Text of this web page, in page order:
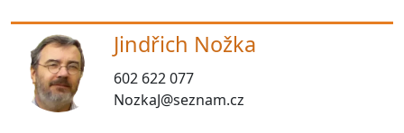
Jindřich Nožka
602 622 077
NozkaJ@seznam.cz